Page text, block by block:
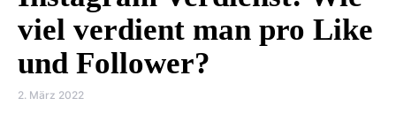
viel verdient man pro Like
und Follower?
2. März 2022